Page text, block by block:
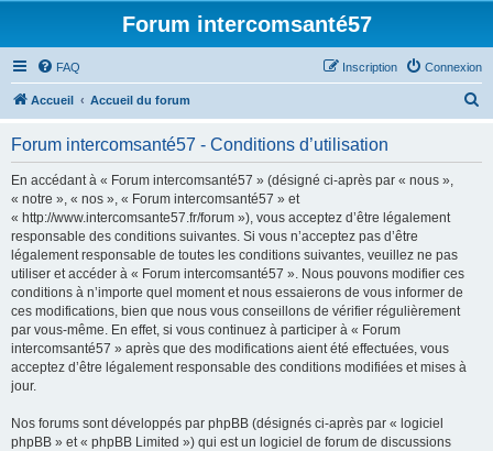
Forum intercomsanté57
FAQ Connexion
Inscription
Accueil Accueil du forum
Forum intercomsanté57 - Conditions d’utilisation
En accédant à « Forum intercomsanté57 » (désigné ci-après par « nous »,
« notre », « nos », « Forum intercomsanté57 » et
« http://www.intercomsante57.fr/forum »), vous acceptez d’être légalement
responsable des conditions suivantes. Si vous n’acceptez pas d’être
légalement responsable de toutes les conditions suivantes, veuillez ne pas
utiliser et accéder à « Forum intercomsanté57 ». Nous pouvons modifier ces
conditions à n’importe quel moment et nous essaierons de vous informer de
ces modifications, bien que nous vous conseillons de vérifier régulièrement
par vous-même. En effet, si vous continuez à participer à « Forum
intercomsanté57 » après que des modifications aient été effectuées, vous
acceptez d’être légalement responsable des conditions modifiées et mises à
jour.
Nos forums sont développés par phpBB (désignés ci-après par « logiciel
phpBB » et « phpBB Limited ») qui est un logiciel de forum de discussions